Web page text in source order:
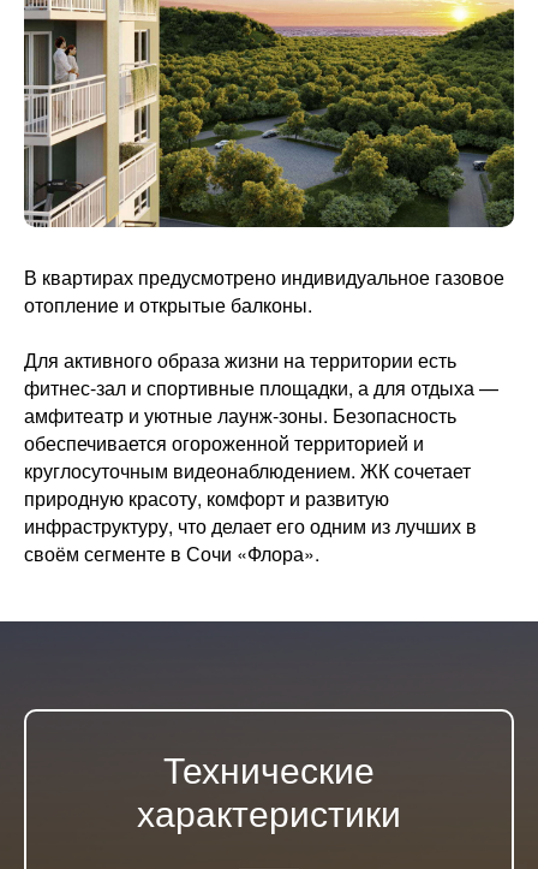
В квартирах предусмотрено индивидуальное газовое
отопление и открытые балконы.
Для активного образа жизни на территории есть
фитнес-зал и спортивные площадки, а для отдыха —
амфитеатр и уютные лаунж-зоны. Безопасность
обеспечивается огороженной территорией и
круглосуточным видеонаблюдением. ЖК сочетает
природную красоту, комфорт и развитую
инфраструктуру, что делает его одним из лучших в
своём сегменте в Сочи «Флора» .
Технические
характеристики